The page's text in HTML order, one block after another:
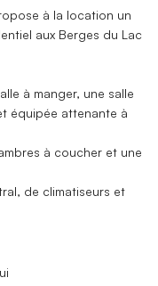
à la location un
aux Berges du Lac
à manger, une salle
équipée attenante à
à coucher et une
de climatiseurs et